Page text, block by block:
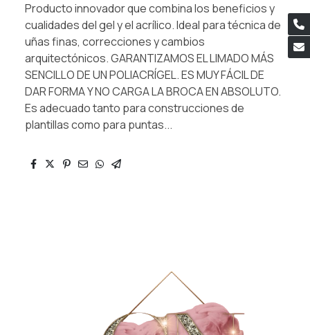
Producto innovador que combina los beneficios y
cualidades del gel y el acrílico. Ideal para técnica de
uñas finas, correcciones y cambios
arquitectónicos. GARANTIZAMOS EL LIMADO MÁS
SENCILLO DE UN POLIACRÍGEL. ES MUY FÁCIL DE
DAR FORMA Y NO CARGA LA BROCA EN ABSOLUTO.
Es adecuado tanto para construcciones de
plantillas como para puntas...